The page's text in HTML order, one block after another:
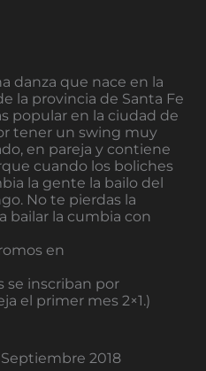
danza que nace en la
la provincia de Santa Fe
popular en la ciudad de
tener un swing muy
en pareja y contiene
cuando los boliches
la gente la bailo del
No te pierdas la
bailar la cumbia con
en
se inscriban por
el primer mes 2×1.)
Septiembre 2018